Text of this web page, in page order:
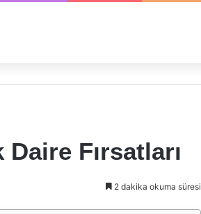
Fırsatları
2 dakika okuma süresi